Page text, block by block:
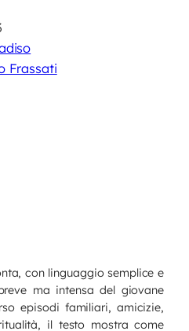
Frassati
con linguaggio semplice e
ma intensa del giovane
episodi familiari, amicizie,
il testo mostra come